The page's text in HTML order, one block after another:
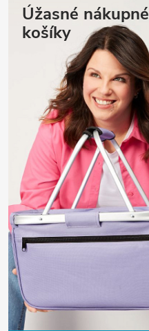
Úžasné nákupné
košíky